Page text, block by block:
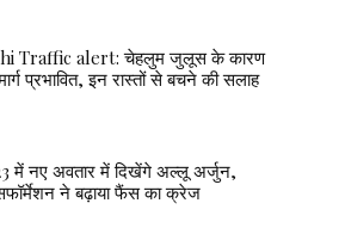
Traffic alert: चेहलुम जुलूस के कारण
प्रभावित, इन रास्तों से बचने की सलाह
में नए अवतार में दिखेंगे अल्लू अर्जुन,
ने बढ़ाया फैंस का क्रेज